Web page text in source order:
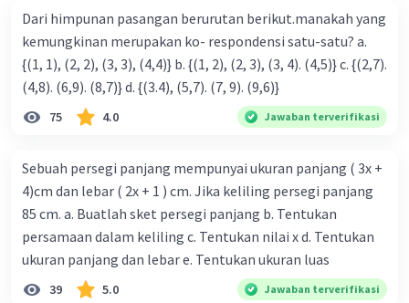
Beri Rating 0.0
Iklan
Yogi Y Level 78
25 Desember 2023 13:39
Jawabannya adalah 11. Berikut adalah
penjelasan dan strategi pemecahan masalahnya:
Strategi pemecahan masalah:
1. Pertama, kita perlu mencari bilangan asli
terkecil yang dapat membagi habis bilangan
abcabc.
Dari himpunan pasangan berurutan berikut.manakah yang
kemungkinan merupakan ko- respondensi satu-satu? a.
{(1, 1), (2, 2), (3, 3), (4,4)} b. {(1, 2), (2, 3), (3, 4). (4,5)} c. {(2,7).
(4,8). (6,9). (8,7)} d. {(3.4), (5,7). (7, 9). (9,6)}
75 4.0 Jawaban terverifikasi
Sebuah persegi panjang mempunyai ukuran panjang ( 3x +
4)cm dan lebar ( 2x + 1 ) cm. Jika keliling persegi panjang
85 cm. a. Buatlah sket persegi panjang b. Tentukan
persamaan dalam keliling c. Tentukan nilai x d. Tentukan
ukuran panjang dan lebar e. Tentukan ukuran luas
39 5.0 Jawaban terverifikasi